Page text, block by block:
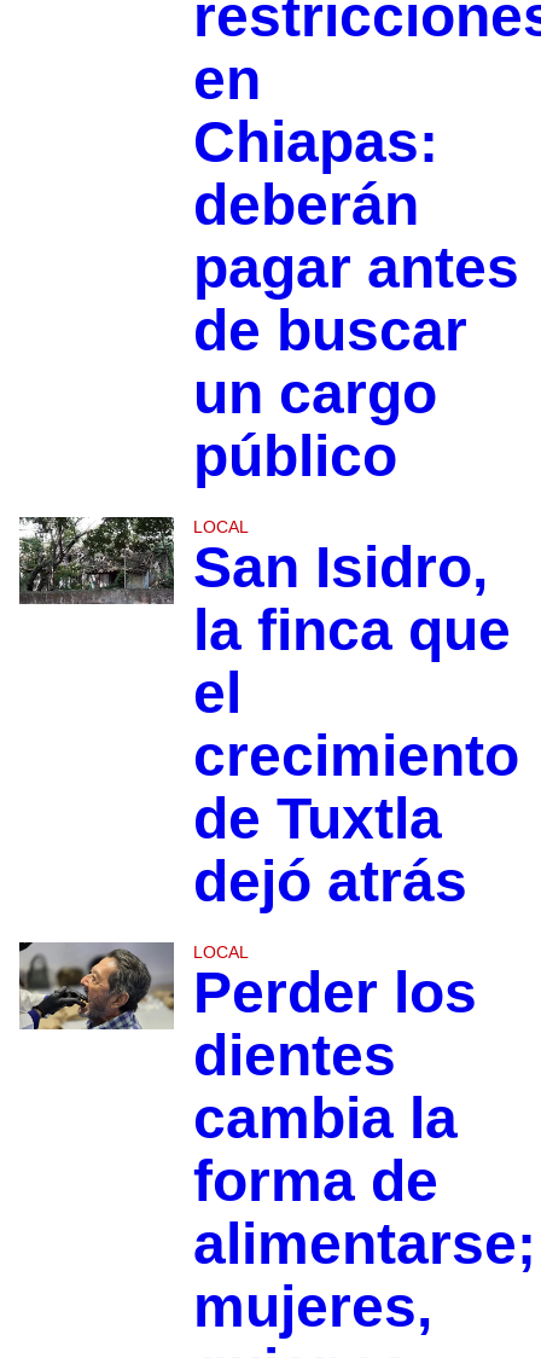
en
Chiapas:
deberán
pagar antes
de buscar
un cargo
público
LOCAL
San Isidro,
la finca que
el
crecimiento
de Tuxtla
dejó atrás
LOCAL
Perder los
dientes
cambia la
forma de
alimentarse;
mujeres,